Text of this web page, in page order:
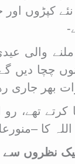
کپڑوں
ملنے
چچا دیں
بھر جاری
تھے،
کا
نظروں سے